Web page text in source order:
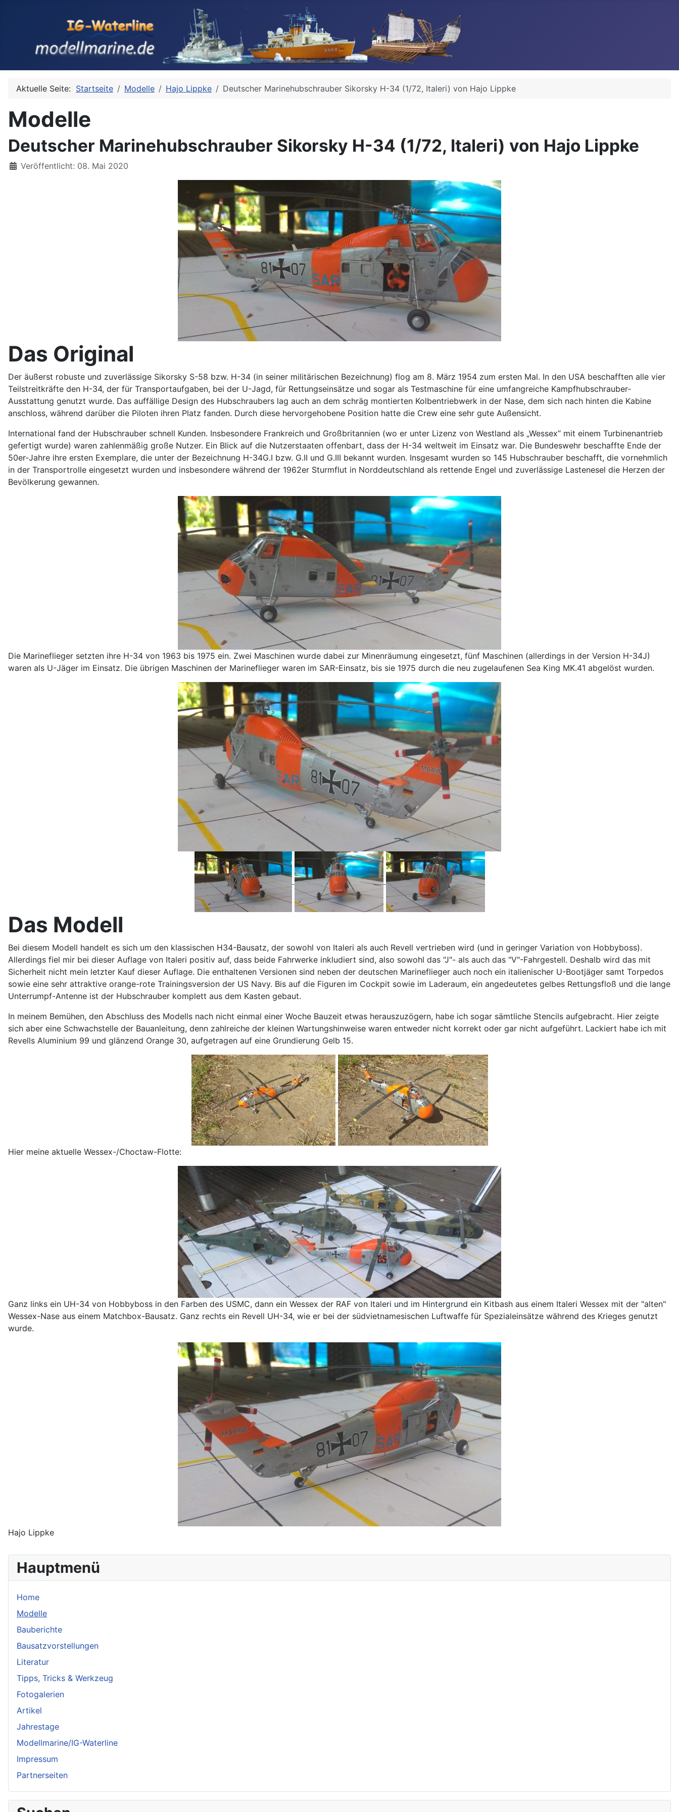
Hauptmenü
Home
Modelle
Bauberichte
Bausatzvorstellungen
Literatur
Tipps, Tricks & Werkzeug
Fotogalerien
Artikel
Jahrestage
Modellmarine/IG-Waterline
Impressum
Partnerseiten
Aktuelle Seite: Startseite Modelle Hajo Lippke Deutscher Marinehubschrauber Sikorsky H-34 (1/72, Italeri) von Hajo Lippke
Modelle
Deutscher Marinehubschrauber Sikorsky H-34 (1/72, Italeri) von Hajo Lippke
Details
Veröffentlicht: 08. Mai 2020
Das Original
Der äußerst robuste und zuverlässige Sikorsky S-58 bzw. H-34 (in seiner militärischen Bezeichnung) flog am 8. März 1954 zum ersten Mal. In den USA beschafften alle vier
Teilstreitkräfte den H-34, der für Transportaufgaben, bei der U-Jagd, für Rettungseinsätze und sogar als Testmaschine für eine umfangreiche Kampfhubschrauber-
Ausstattung genutzt wurde. Das auffällige Design des Hubschraubers lag auch an dem schräg montierten Kolbentriebwerk in der Nase, dem sich nach hinten die Kabine
anschloss, während darüber die Piloten ihren Platz fanden. Durch diese hervorgehobene Position hatte die Crew eine sehr gute Außensicht.
International fand der Hubschrauber schnell Kunden. Insbesondere Frankreich und Großbritannien (wo er unter Lizenz von Westland als „Wessex“ mit einem Turbinenantrieb
gefertigt wurde) waren zahlenmäßig große Nutzer. Ein Blick auf die Nutzerstaaten offenbart, dass der H-34 weltweit im Einsatz war. Die Bundeswehr beschaffte Ende der
50er-Jahre ihre ersten Exemplare, die unter der Bezeichnung H-34G.I bzw. G.II und G.III bekannt wurden. Insgesamt wurden so 145 Hubschrauber beschafft, die vornehmlich
in der Transportrolle eingesetzt wurden und insbesondere während der 1962er Sturmflut in Norddeutschland als rettende Engel und zuverlässige Lastenesel die Herzen der
Bevölkerung gewannen.
Die Marineflieger setzten ihre H-34 von 1963 bis 1975 ein. Zwei Maschinen wurde dabei zur Minenräumung eingesetzt, fünf Maschinen (allerdings in der Version H-34J)
waren als U-Jäger im Einsatz. Die übrigen Maschinen der Marineflieger waren im SAR-Einsatz, bis sie 1975 durch die neu zugelaufenen Sea King MK.41 abgelöst wurden.
Das Modell
Bei diesem Modell handelt es sich um den klassischen H34-Bausatz, der sowohl von Italeri als auch Revell vertrieben wird (und in geringer Variation von Hobbyboss).
Allerdings fiel mir bei dieser Auflage von Italeri positiv auf, dass beide Fahrwerke inkludiert sind, also sowohl das "J"- als auch das "V"-Fahrgestell. Deshalb wird das mit
Sicherheit nicht mein letzter Kauf dieser Auflage. Die enthaltenen Versionen sind neben der deutschen Marineflieger auch noch ein italienischer U-Bootjäger samt Torpedos
sowie eine sehr attraktive orange-rote Trainingsversion der US Navy. Bis auf die Figuren im Cockpit sowie im Laderaum, ein angedeutetes gelbes Rettungsfloß und die lange
Unterrumpf-Antenne ist der Hubschrauber komplett aus dem Kasten gebaut.
In meinem Bemühen, den Abschluss des Modells nach nicht einmal einer Woche Bauzeit etwas herauszuzögern, habe ich sogar sämtliche Stencils aufgebracht. Hier zeigte
sich aber eine Schwachstelle der Bauanleitung, denn zahlreiche der kleinen Wartungshinweise waren entweder nicht korrekt oder gar nicht aufgeführt. Lackiert habe ich mit
Revells Aluminium 99 und glänzend Orange 30, aufgetragen auf eine Grundierung Gelb 15.
Hier meine aktuelle Wessex-/Choctaw-Flotte:
Ganz links ein UH-34 von Hobbyboss in den Farben des USMC, dann ein Wessex der RAF von Italeri und im Hintergrund ein Kitbash aus einem Italeri Wessex mit der "alten"
Wessex-Nase aus einem Matchbox-Bausatz. Ganz rechts ein Revell UH-34, wie er bei der südvietnamesischen Luftwaffe für Spezialeinsätze während des Krieges genutzt
wurde.
Hajo Lippke